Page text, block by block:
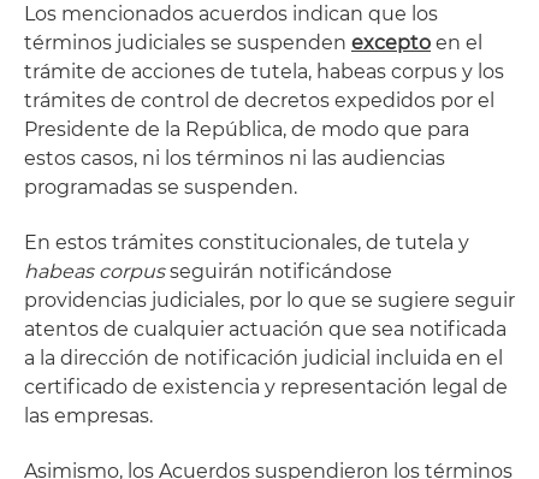
Los mencionados acuerdos indican que los
términos judiciales se suspenden excepto en el
trámite de acciones de tutela, habeas corpus y los
trámites de control de decretos expedidos por el
Presidente de la República, de modo que para
estos casos, ni los términos ni las audiencias
programadas se suspenden.
En estos trámites constitucionales, de tutela y
habeas corpusseguirán notificándose
providencias judiciales, por lo que se sugiere seguir
atentos de cualquier actuación que sea notificada
a la dirección de notificación judicial incluida en el
certificado de existencia y representación legal de
las empresas.
Asimismo, los Acuerdos suspendieron los términos